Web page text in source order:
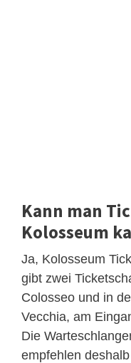
Kann man
Kolosseum
Ja, Kolosseum
gibt zwei
Colosseo und in
Vecchia, am
Die
empfehlen